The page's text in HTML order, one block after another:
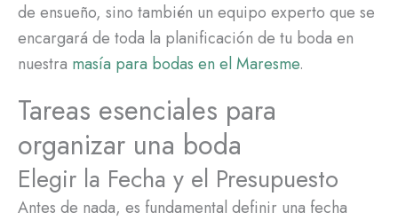
de ensueño, sino también un equipo experto que se
encargará de toda la planificación de tu boda en
nuestra masía para bodas en el Maresme.
Tareas esenciales para
organizar una boda
Elegir la Fecha y el Presupuesto
Antes de nada, es fundamental definir una fecha